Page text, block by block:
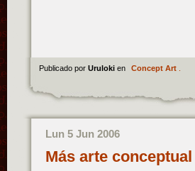
Publicado por Uruloki en Concept Art.
Lun 5 Jun 2006
Más arte